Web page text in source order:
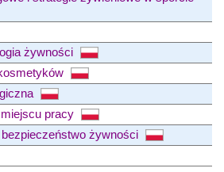
żywności
pracy
żywności